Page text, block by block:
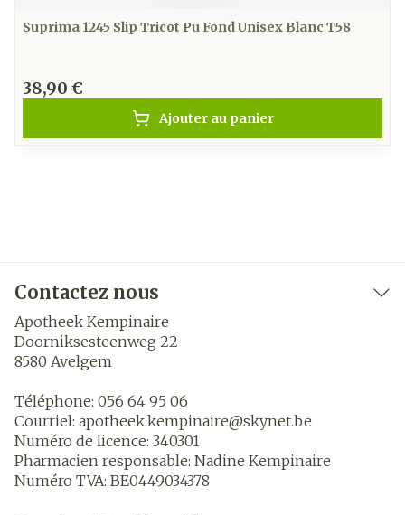
Suprima 1245 Slip Tricot Pu Fond Unisex Blanc T58
38,90 €
Ajouter au panier
Contactez nous
Apotheek Kempinaire
Doorniksesteenweg 22
8580 Avelgem
Téléphone: 056 64 95 06
Courriel: apotheek.kempinaire@skynet.be
Numéro de licence: 340301
Pharmacien responsable: Nadine Kempinaire
Numéro TVA: BE0449034378